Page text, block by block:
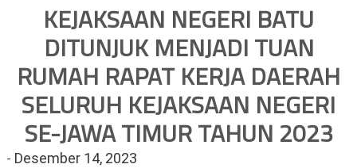
Ditangkap di Kediri,Satu Buron
Literasi Melalui LASKAR JODA, Usung Filosofi Gelar Sehelai
Tikar
Ambulance Dari Berbagai Daerah Padati Kota Wisata Batu
Hadirkan Tujuh Sapta Pesona Wisata di Amfiteater, Mikutopia
Buka Rekrutmen Karyawan,Berikut Kualifikasinya
Polsek Wonoasih Perkuat Ketahanan Pangan Lewat Dialog
KEJAKSAAN NEGERI BATU
DITUNJUK MENJADI TUAN
RUMAH RAPAT KERJA DAERAH
SELURUH KEJAKSAAN NEGERI
SE-JAWA TIMUR TAHUN 2023
- Desember 14, 2023